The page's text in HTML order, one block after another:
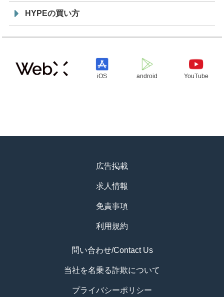
HYPEの買い方
iOS android YouTube
広告掲載
求人情報
免責事項
利用規約
問い合わせ/Contact Us
当社を名乗る詐欺について
プライバシーポリシー